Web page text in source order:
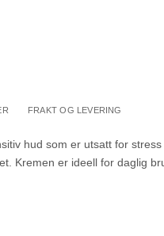
FRAKT OG LEVERING
hud som er utsatt for
Kremen er ideell for daglig